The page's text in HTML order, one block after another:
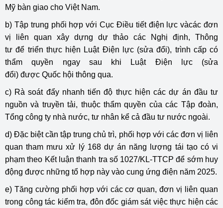
Mỹ bàn giao cho Việt Nam.
b) Tập trung phối hợp với Cục Điều tiết điện lực vàcác đơn
vị liên quan xây dựng dự thảo các Nghị định, Thông
tư để triển thực hiện Luật Điện lực (sửa đổi), trình cấp có
thẩm quyền ngay sau khi Luật Điện lực (sửa
đổi) được Quốc hội thông qua.
c) Rà soát đẩy nhanh tiến độ thực hiện các dự án đầu tư
nguồn và truyền tải, thuộc thẩm quyền của các Tập đoàn,
Tổng công ty nhà nước, tư nhân kể cả đầu tư nước ngoài.
d) Đặc biệt cần tập trung chủ trì, phối hợp với các đơn vị liên
quan tham mưu xử lý 168 dự án năng lượng tái tạo có vi
phạm theo Kết luận thanh tra số 1027/KL-TTCP để sớm huy
động được những tổ hợp này vào cung ứng điện năm 2025.
e) Tăng cường phối hợp với các cơ quan, đơn vị liên quan
trong công tác kiểm tra, đôn đốc giám sát việc thực hiện các